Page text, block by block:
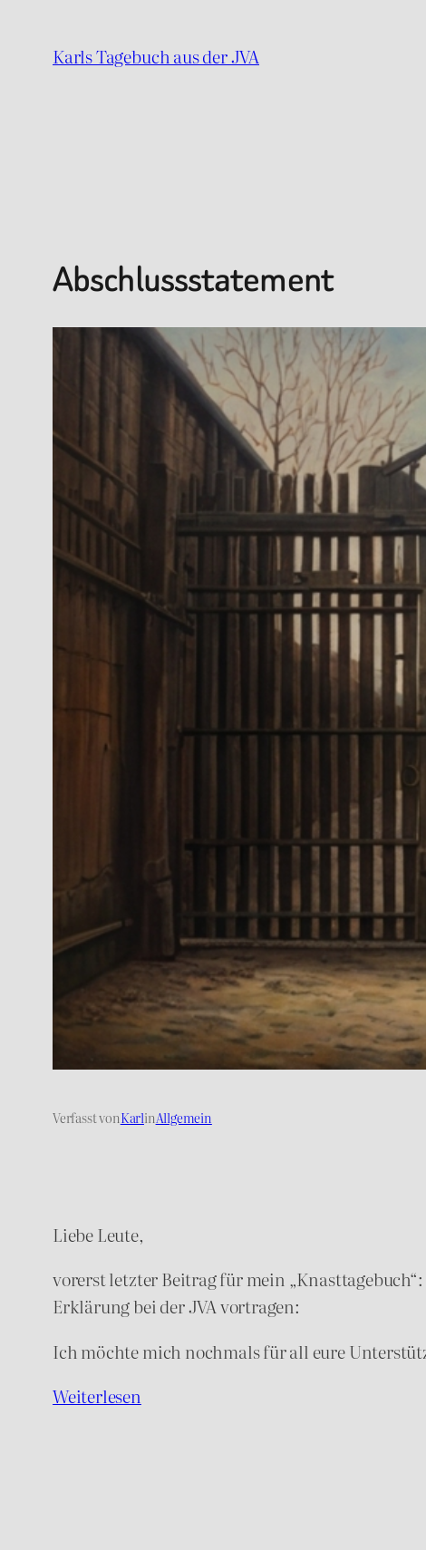
Inhalt
springen
Karls Tagebuch aus der JVA
Abschlussstatement
Verfasst vonKarlinAllgemein
Liebe Leute,
vorerst letzter Beitrag für mein
Erklärung bei der JVA vortragen:
Ich möchte mich nochmals für all eure
Weiterlesen